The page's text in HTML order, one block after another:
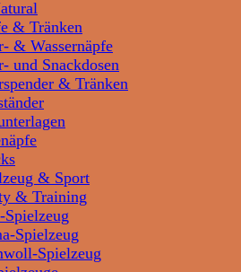
& Tränken
& Wassernäpfe
und Snackdosen
& Tränken
& Sport
& Training
Spielzeug
Spielzeug
Spielzeug